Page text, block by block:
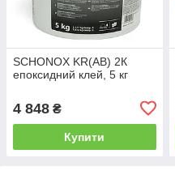
SCHONOX KR(AB) 2К
епоксидний клей, 5 кг
4 848 ₴
Купити